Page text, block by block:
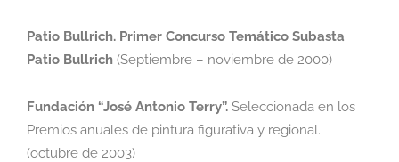
Patio Bullrich. Primer Concurso Temático Subasta
Patio Bullrich (Septiembre – noviembre de 2000)
Fundación “José Antonio Terry”. Seleccionada en los
Premios anuales de pintura figurativa y regional.
(octubre de 2003)